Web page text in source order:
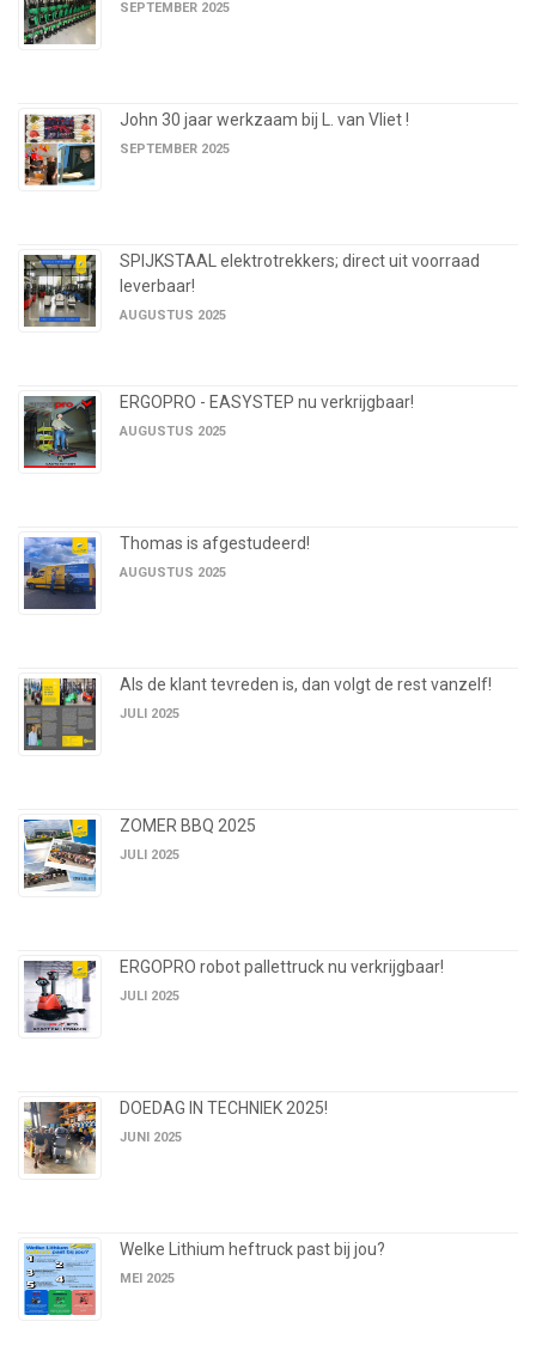
SEPTEMBER 2025
John 30 jaar werkzaam bij L. van Vliet !
SEPTEMBER 2025
SPIJKSTAAL elektrotrekkers; direct uit voorraad
leverbaar!
AUGUSTUS 2025
ERGOPRO - EASYSTEP nu verkrijgbaar!
AUGUSTUS 2025
Thomas is afgestudeerd!
AUGUSTUS 2025
Als de klant tevreden is, dan volgt de rest vanzelf!
JULI 2025
ZOMER BBQ 2025
JULI 2025
ERGOPRO robot pallettruck nu verkrijgbaar!
JULI 2025
DOEDAG IN TECHNIEK 2025!
JUNI 2025
Welke Lithium heftruck past bij jou?
MEI 2025